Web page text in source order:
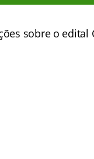
sobre o edital